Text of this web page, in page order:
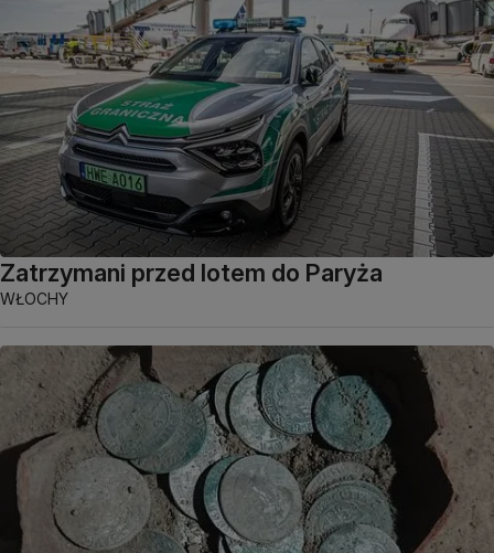
Zatrzymani przed lotem do Paryża
WŁOCHY